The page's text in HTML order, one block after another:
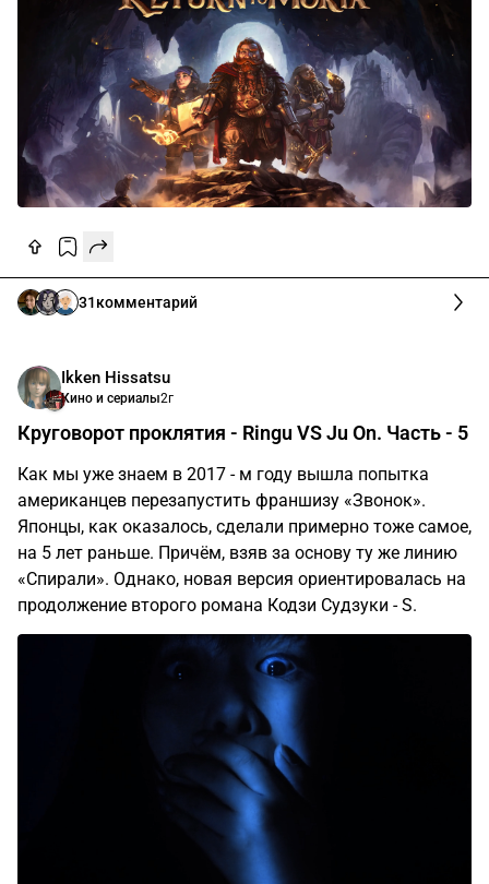
31комментарий
Ikken Hissatsu
Кино и сериалы2г
Круговорот проклятия - Ringu VS Ju On. Часть - 5
Как мы уже знаем в 2017 - м году вышла попытка
американцев перезапустить франшизу «Звонок».
Японцы, как оказалось, сделали примерно тоже самое,
на 5 лет раньше. Причём, взяв за основу ту же линию
«Спирали». Однако, новая версия ориентировалась на
продолжение второго романа Кодзи Судзуки - S.